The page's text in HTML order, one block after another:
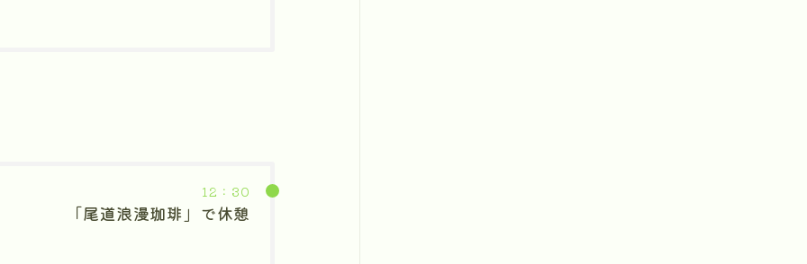
12：30
「尾道浪漫珈琲」で休憩